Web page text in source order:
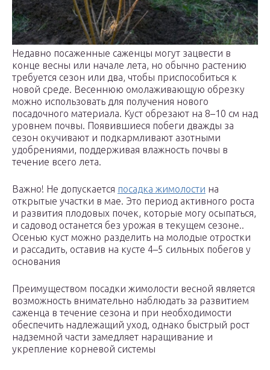
Недавно посаженные саженцы могут зацвести в
конце весны или начале лета, но обычно растению
требуется сезон или два, чтобы приспособиться к
новой среде. Весеннюю омолаживающую обрезку
можно использовать для получения нового
посадочного материала. Куст обрезают на 8–10 см над
уровнем почвы. Появившиеся побеги дважды за
сезон окучивают и подкармливают азотными
удобрениями, поддерживая влажность почвы в
течение всего лета.
Важно! Не допускается посадка жимолости на
открытые участки в мае. Это период активного роста
и развития плодовых почек, которые могу осыпаться,
и садовод останется без урожая в текущем сезоне..
Осенью куст можно разделить на молодые отростки
и рассадить, оставив на кусте 4–5 сильных побегов у
основания
Преимуществом посадки жимолости весной является
возможность внимательно наблюдать за развитием
саженца в течение сезона и при необходимости
обеспечить надлежащий уход, однако быстрый рост
надземной части замедляет наращивание и
укрепление корневой системы